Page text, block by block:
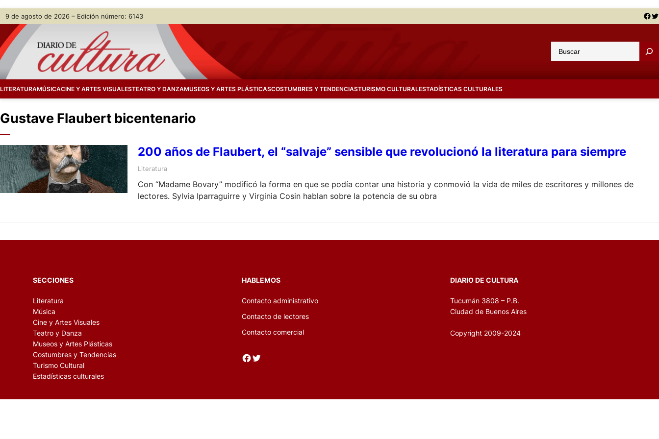
Skip
content
9 de agosto de 2026 – Edición número: 6143 Facebook Twitter
u
a
LITERATURAMÚSICACINE Y ARTES VISUALESTEATRO Y DANZAMUSEOS Y ARTES PLÁSTICASCOSTUMBRES Y TENDENCIASTURISMO CULTURALESTADÍSTICAS CULTURALES
Gustave Flaubert bicentenario
200 años de Flaubert, el “salvaje” sensible que revolucionó la literatura para siempre
Literatura
Con “Madame Bovary” modificó la forma en que se podía contar una historia y conmovió la vida de miles de escritores y millones de
lectores. Sylvia Iparraguirre y Virginia Cosin hablan sobre la potencia de su obra
SECCIONES
Literatura
Música
Cine y Artes Visuales
Teatro y Danza
Museos y Artes Plásticas
Costumbres y Tendencias
Turismo Cultural
Estadísticas culturales
HABLEMOS
Contacto administrativo
Contacto de lectores
Contacto comercial
Facebook Twitter
DIARIO DE CULTURA
Tucumán 3808 – P.B.
Ciudad de Buenos Aires
Copyright 2009-2024